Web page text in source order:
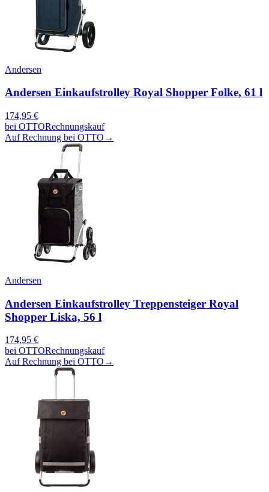
Andersen
Andersen Einkaufstrolley Royal Shopper Folke, 61 l
174,95 €
bei OTTORechnungskauf
Auf Rechnung bei OTTO →
Andersen
Andersen Einkaufstrolley Treppensteiger Royal
Shopper Liska, 56 l
174,95 €
bei OTTORechnungskauf
Auf Rechnung bei OTTO →